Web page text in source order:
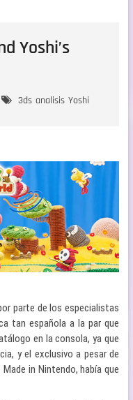
Yoshi’s
3ds analisis Yoshi
parte de los especialistas
tan española a la par que
en la consola, ya que
y el exclusivo a pesar de
in Nintendo, había que